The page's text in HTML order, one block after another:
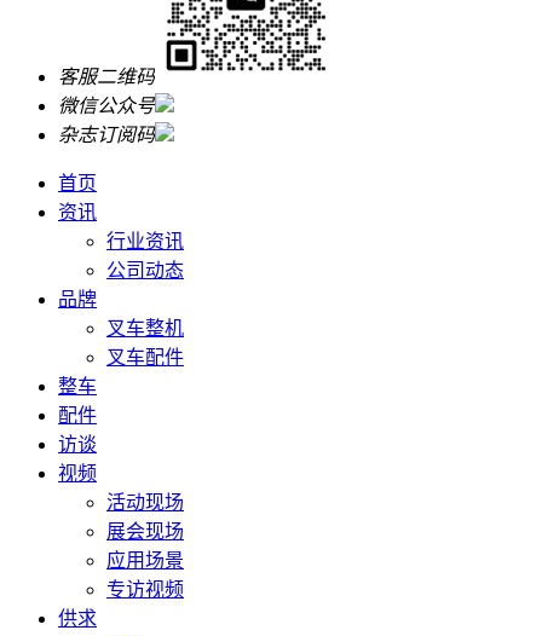
客服二维码
微信公众号
杂志订阅码
首页
资讯
行业资讯
公司动态
品牌
叉车整机
叉车配件
整车
配件
访谈
视频
活动现场
展会现场
应用场景
专访视频
供求